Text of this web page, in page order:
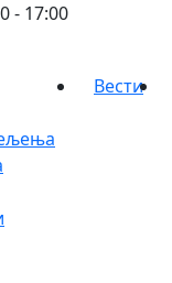
- 17:00
Вести